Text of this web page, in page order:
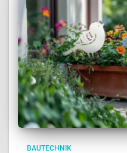
BAUTECHNIK